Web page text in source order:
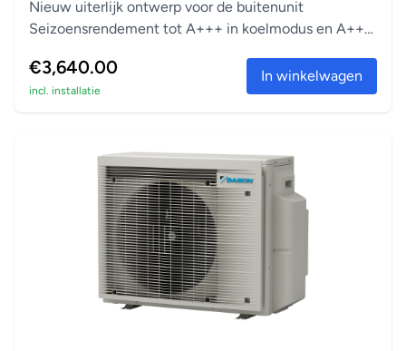
Nieuw uiterlijk ontwerp voor de buitenunit
Seizoensrendement tot A+++ in koelmodus en A++
€3,640.00
incl. installatie
In winkelwagen